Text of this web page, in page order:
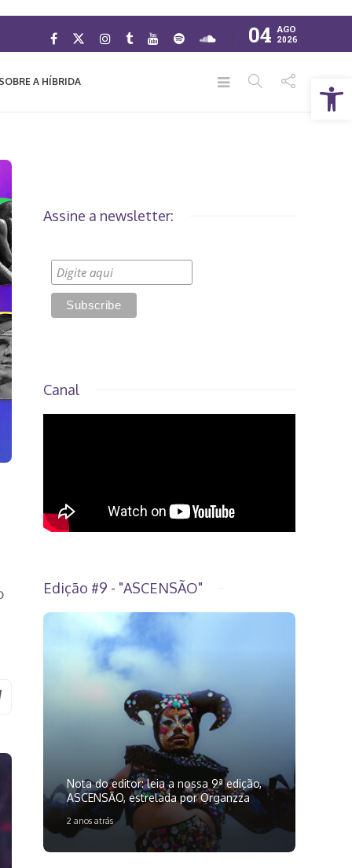
Abrir a barra de ferramentas
04 AGO
2026
A HÍBRIDA
Assine a newsletter:
Canal
Edição #9 - "ASCENSÃO"
Nota do editor: leia a nossa 9ª edição,
ASCENSÃO, estrelada por Organzza
2 anos atrás